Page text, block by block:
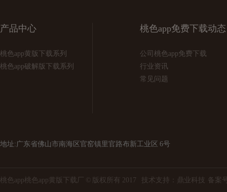
产品中心
桃色app黄版下载系列
桃色app破解版下载系列
桃色app免费下载动态
公司桃色app免费下载
行业资讯
常见问题
地址:广东省佛山市南海区官窑镇里官路布新工业区 6号
桃色app桃色app黄版下载厂 © 版权所有 2017 技术支持： 鼎业科技 备案号